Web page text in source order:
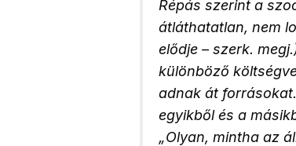
Répás szerint a
átláthatatlan, nem
elődje – szerk.
különböző
adnak át
egyikből és a
„Olyan, mintha az